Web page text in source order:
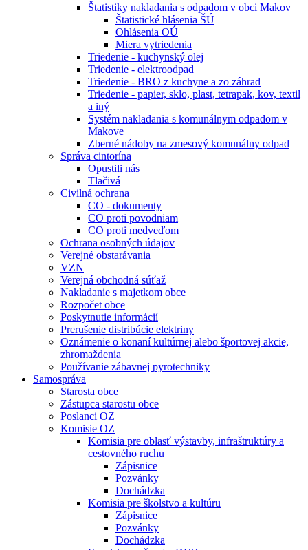
Štatistiky nakladania s odpadom v obci Makov
Štatistické hlásenia ŠÚ
Ohlásenia OÚ
Miera vytriedenia
Triedenie - kuchynský olej
Triedenie - elektroodpad
Triedenie - BRO z kuchyne a zo záhrad
Triedenie - papier, sklo, plast, tetrapak, kov, textil
a iný
Systém nakladania s komunálnym odpadom v
Makove
Zberné nádoby na zmesový komunálny odpad
Správa cintorína
Opustili nás
Tlačivá
Civilná ochrana
CO - dokumenty
CO proti povodniam
CO proti medveďom
Ochrana osobných údajov
Verejné obstarávania
VZN
Verejná obchodná súťaž
Nakladanie s majetkom obce
Rozpočet obce
Poskytnutie informácií
Prerušenie distribúcie elektriny
Oznámenie o konaní kultúrnej alebo športovej akcie,
zhromaždenia
Používanie zábavnej pyrotechniky
Samospráva
Starosta obce
Zástupca starostu obce
Poslanci OZ
Komisie OZ
Komisia pre oblasť výstavby, infraštruktúry a
cestovného ruchu
Zápisnice
Pozvánky
Dochádzka
Komisia pre školstvo a kultúru
Zápisnice
Pozvánky
Dochádzka